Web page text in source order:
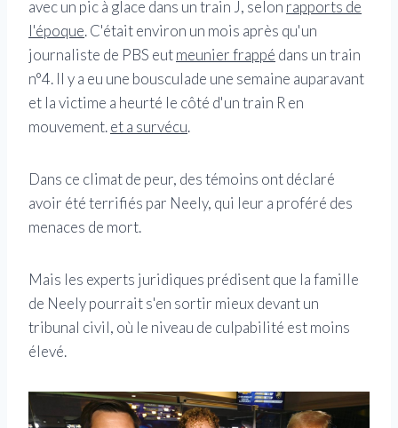
avec un pic à glace dans un train J, selon rapports de
l'époque. C'était environ un mois après qu'un
journaliste de PBS eutmeunier frappé dans un train
n°4. Il y a eu une bousculade une semaine auparavant
et la victime a heurté le côté d'un train R en
mouvement.et a survécu.
Dans ce climat de peur, des témoins ont déclaré
avoir été terrifiés par Neely, qui leur a proféré des
menaces de mort.
Mais les experts juridiques prédisent que la famille
de Neely pourrait s'en sortir mieux devant un
tribunal civil, où le niveau de culpabilité est moins
élevé.